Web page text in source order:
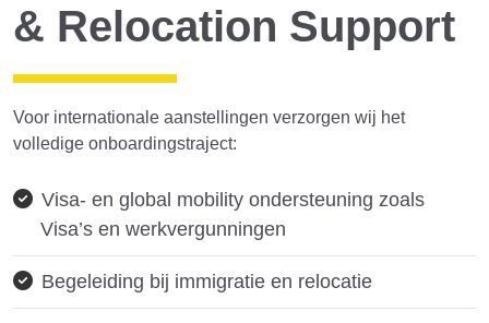
& Relocation Support
Voor internationale aanstellingen verzorgen wij het
volledige onboardingstraject:
Visa- en global mobility ondersteuning zoals
Visa’s en werkvergunningen
Begeleiding bij immigratie en relocatie